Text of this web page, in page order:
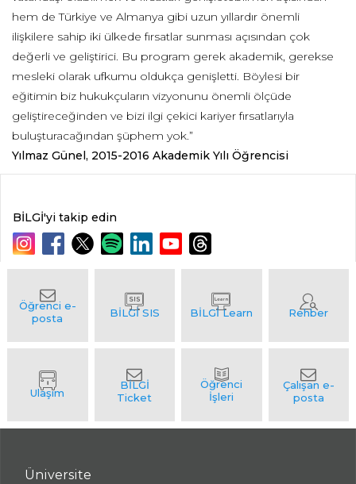
hem de Türkiye ve Almanya gibi uzun yıllardır önemli
ilişkilere sahip iki ülkede fırsatlar sunması açısından çok
değerli ve geliştirici. Bu program gerek akademik, gerekse
mesleki olarak ufkumu oldukça genişletti. Böylesi bir
eğitimin biz hukukçuların vizyonunu önemli ölçüde
geliştireceğinden ve bizi ilgi çekici kariyer fırsatlarıyla
buluşturacağından şüphem yok.”
Yılmaz Günel, 2015-2016 Akademik Yılı Öğrencisi
BİLGİ'yi takip edin
Üniversite